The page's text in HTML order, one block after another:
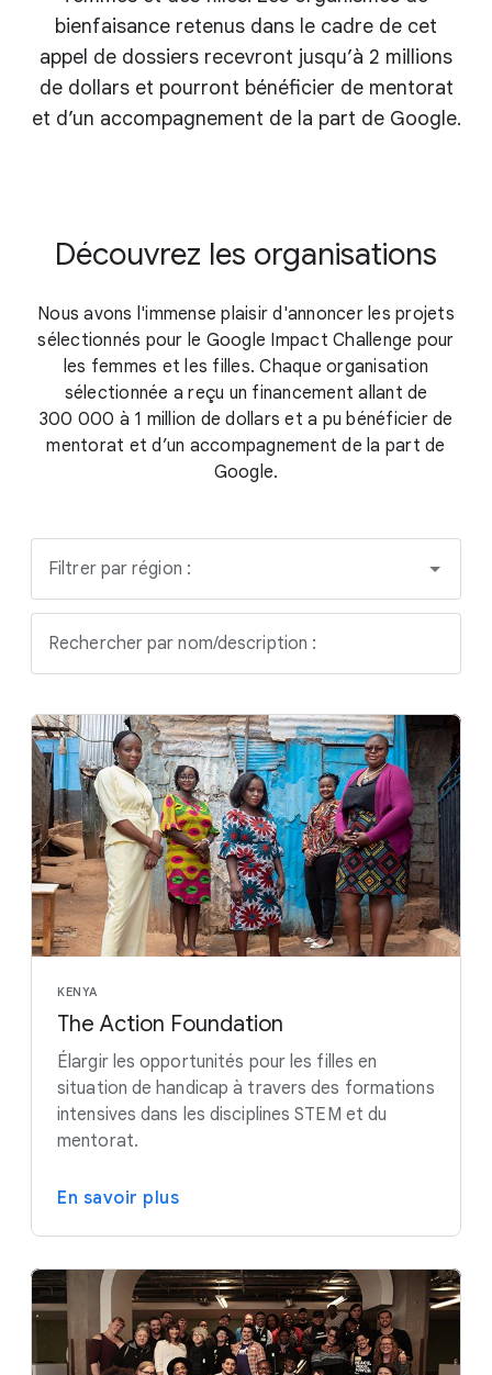
bienfaisance retenus dans le cadre de cet
appel de dossiers recevront jusqu’à 2 millions
de dollars et pourront bénéficier de mentorat
et d’un accompagnement de la part de Google.
Découvrez les organisations
Nous avons l'immense plaisir d'annoncer les projets
sélectionnés pour le Google Impact Challenge pour
les femmes et les filles. Chaque organisation
sélectionnée a reçu un financement allant de
300 000 à 1 million de dollars et a pu bénéficier de
mentorat et d’un accompagnement de la part de
Google.
Filtrer par région :
Rechercher par nom/description :
KENYA
The Action Foundation
Élargir les opportunités pour les filles en
situation de handicap à travers des formations
intensives dans les disciplines STEM et du
mentorat.
En savoir plus